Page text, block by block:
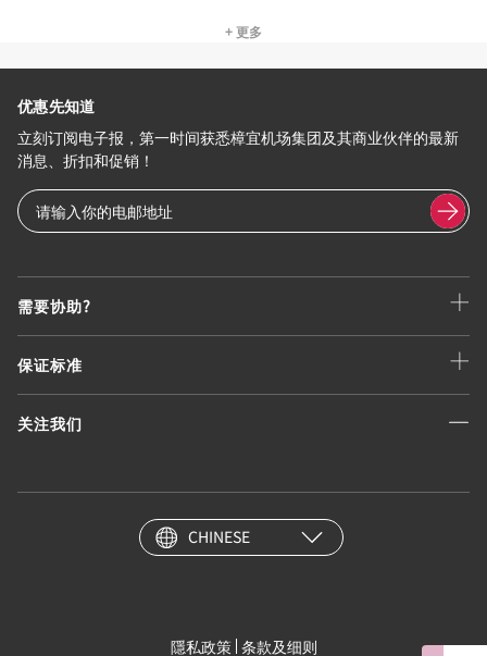
+ 更多
需要协助?
保证标准
关注我们
优惠先知道
立刻订阅电子报，第一时间获悉樟宜机场集团及其商业伙伴的最新
消息、折扣和促销！
CHINESE
隱私政策 条款及细则